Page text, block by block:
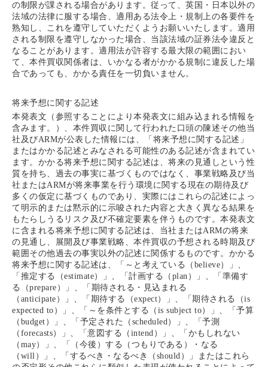
の制限が課される場合があります。従って、英国・日本以外の
法域の法律に服する場合、適用ある法令上・規制上の各要件を
熟知し、これを遵守していただくようお願いいたします。適用
される制限を遵守しなかった場合、当該法域の証券法令違反と
なることがあります。適用法が許容する最大限の範囲におい
て、本件買収関係者は、いかなる者がかかる規制に違反した場
合であっても、かかる責任を一切負いません。
将来予想に関する記述
本発表文（参照することにより本発表文に組み込まれる情報を
含みます。）、本件買収に関して行われた口頭の陳述その他当
社及びARMが公表した情報には、「将来予想に関する記述」
またはかかる記述とみなされる可能性のある記述が含まれてい
ます。かかる将来予想に関する記述は、将来の見通しという性
質を持ち、過去の事実に基づくものではなく、事業戦略及び当
社またはARMが将来事業を行う環境に関する現在の期待及び
多くの仮定に基づくものであり、実際にはこれらの記述によっ
て明示的または黙示的に示唆された内容と大きく異なる結果を
もたらしうるリスク及び不確定要素を伴うものです。本発表文
に含まれる将来予想に関する記述は、当社またはARMの将来
の見通し、展開及び事業戦略、本件買収の予想される時期及び
範囲その他過去の事実以外の記述に関係するものです。かかる
将来予想に関する記述は、「～と考えている（believe）」、
「推定する（estimate）」、「計画する（plan）」、「準備す
る（prepare）」、「期待される・見込まれる
（anticipate）」、「期待する（expect）」、「期待される（is
expected to）」、「～を条件とする（is subject to）」、「予算
（budget）」、「予定された（scheduled）」、「予測
（forecasts）」、「意図する（intend）」、「かもしれない
（may）」、「（今後）する（つもりである）・なる
（will）」、「するべき・なるべき（should）」またはこれら